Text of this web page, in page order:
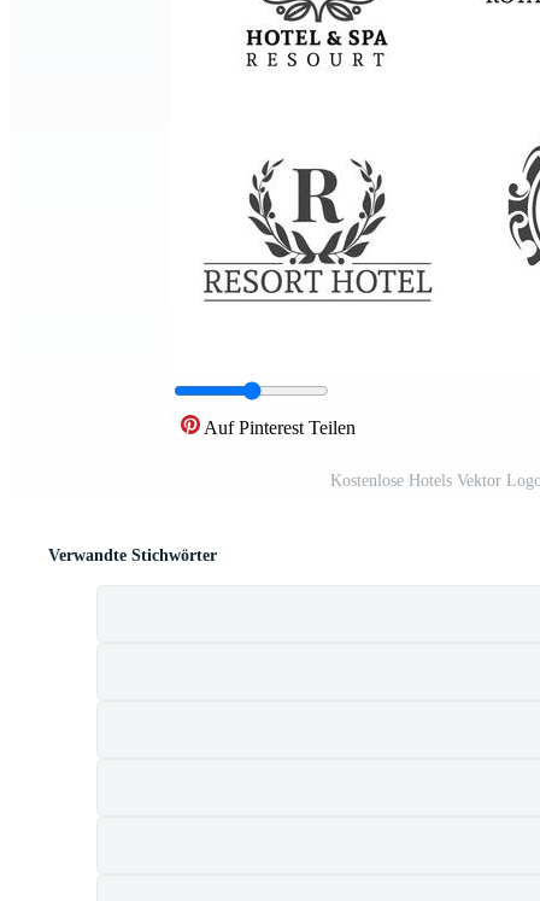
Auf Pinterest Teilen
Kostenlose Hotels Vektor
Verwandte Stichwörter